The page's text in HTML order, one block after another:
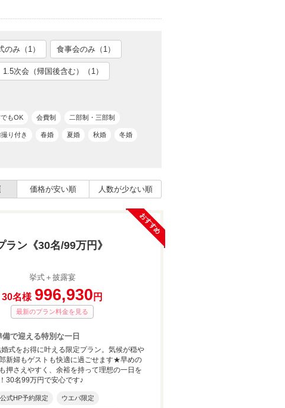
のみ（1） 食事会のみ（1）
1.5次会（帰国後含む）（1）
もOK 会費制 二部制・三部制
り付き 春婚 夏婚 秋婚 冬婚
価格が安い順 人数が少ない順
おすすめ
ン《30名/99万円》
挙式＋披露宴
30名様 996,930 円
最新のプラン料金を見る
で迎える特別な一日
式をお得に叶える限定プラン。気候が穏や
新婦もゲストも快適に過ごせます★早めの
押さえやすく、余裕を持って理想の一日を
30名99万円で安心です♪
公式HP予約限定 ウエパ限定